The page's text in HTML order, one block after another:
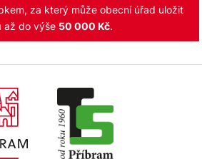
za který může obecní úřad uložit
až do výše 50 000 Kč.